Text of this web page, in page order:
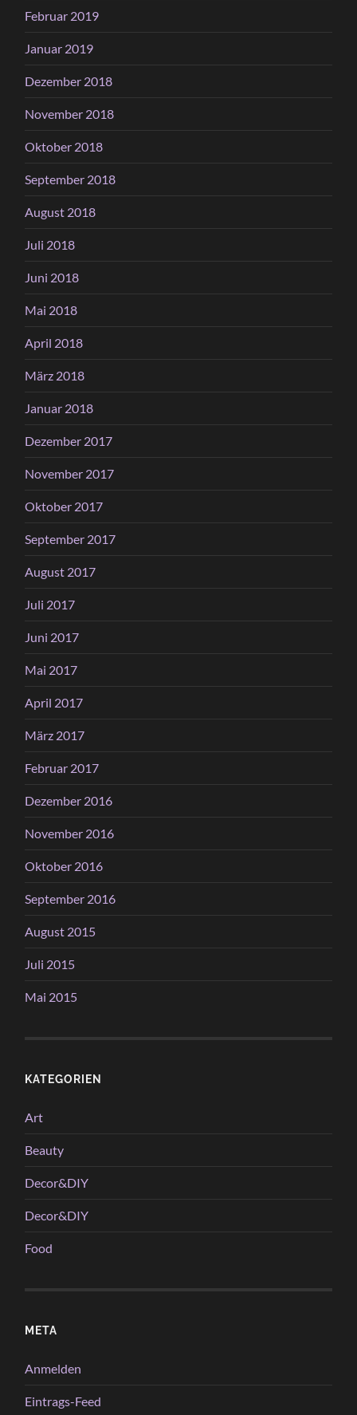
Februar 2019
Januar 2019
Dezember 2018
November 2018
Oktober 2018
September 2018
August 2018
Juli 2018
Juni 2018
Mai 2018
April 2018
März 2018
Januar 2018
Dezember 2017
November 2017
Oktober 2017
September 2017
August 2017
Juli 2017
Juni 2017
Mai 2017
April 2017
März 2017
Februar 2017
Dezember 2016
November 2016
Oktober 2016
September 2016
August 2015
Juli 2015
Mai 2015
KATEGORIEN
Art
Beauty
Decor&DIY
Decor&DIY
Food
META
Anmelden
Eintrags-Feed